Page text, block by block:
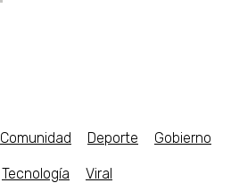
Comunidad Deporte Gobierno
Tecnología Viral